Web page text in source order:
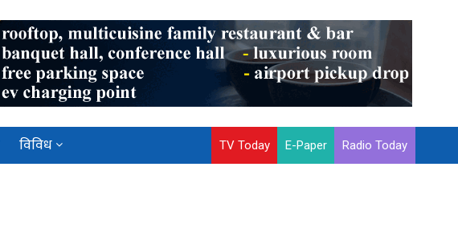
विविध TV Today E-Paper Radio Today